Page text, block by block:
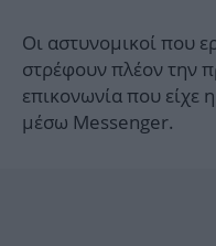
Οι αστυνομικοί που
στρέφουν πλέον την
επικονωνία που είχε
μέσω Messenger.